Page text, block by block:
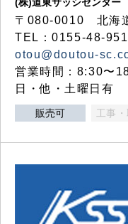
〒080-0010 北海
TEL：0155-48-
otou@doutou-
営業時間：8:30〜
日・他・土曜日有
販売可 工事